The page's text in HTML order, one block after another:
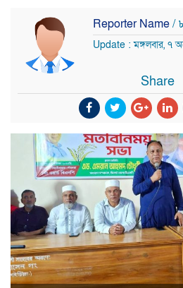
Reporter Name/
Update : মঙ্গলবার, ৭
Share